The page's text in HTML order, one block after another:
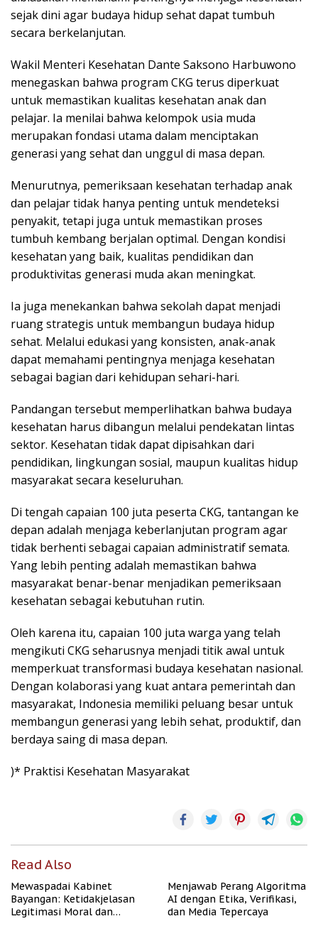
sejak dini agar budaya hidup sehat dapat tumbuh
secara berkelanjutan.
Wakil Menteri Kesehatan Dante Saksono Harbuwono
menegaskan bahwa program CKG terus diperkuat
untuk memastikan kualitas kesehatan anak dan
pelajar. Ia menilai bahwa kelompok usia muda
merupakan fondasi utama dalam menciptakan
generasi yang sehat dan unggul di masa depan.
Menurutnya, pemeriksaan kesehatan terhadap anak
dan pelajar tidak hanya penting untuk mendeteksi
penyakit, tetapi juga untuk memastikan proses
tumbuh kembang berjalan optimal. Dengan kondisi
kesehatan yang baik, kualitas pendidikan dan
produktivitas generasi muda akan meningkat.
Ia juga menekankan bahwa sekolah dapat menjadi
ruang strategis untuk membangun budaya hidup
sehat. Melalui edukasi yang konsisten, anak-anak
dapat memahami pentingnya menjaga kesehatan
sebagai bagian dari kehidupan sehari-hari.
Pandangan tersebut memperlihatkan bahwa budaya
kesehatan harus dibangun melalui pendekatan lintas
sektor. Kesehatan tidak dapat dipisahkan dari
pendidikan, lingkungan sosial, maupun kualitas hidup
masyarakat secara keseluruhan.
Di tengah capaian 100 juta peserta CKG, tantangan ke
depan adalah menjaga keberlanjutan program agar
tidak berhenti sebagai capaian administratif semata.
Yang lebih penting adalah memastikan bahwa
masyarakat benar-benar menjadikan pemeriksaan
kesehatan sebagai kebutuhan rutin.
Oleh karena itu, capaian 100 juta warga yang telah
mengikuti CKG seharusnya menjadi titik awal untuk
memperkuat transformasi budaya kesehatan nasional.
Dengan kolaborasi yang kuat antara pemerintah dan
masyarakat, Indonesia memiliki peluang besar untuk
membangun generasi yang lebih sehat, produktif, dan
berdaya saing di masa depan.
)* Praktisi Kesehatan Masyarakat
Read Also
Mewaspadai Kabinet
Bayangan: Ketidakjelasan
Legitimasi Moral dan
Menjawab Perang Algoritma
AI dengan Etika, Verifikasi,
dan Media Tepercaya